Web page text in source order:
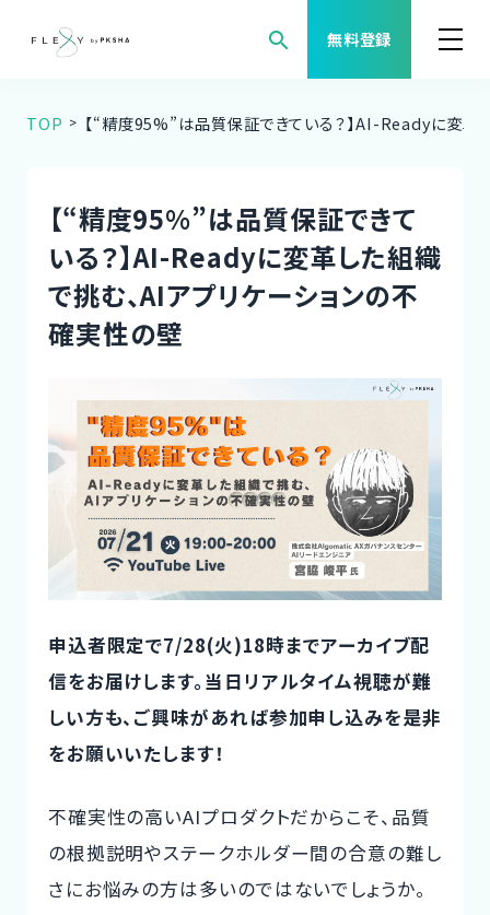
search 無料登録
案件検索
FLEXYについて
よくある質問
ご利用者様の声
ご利用の流れ
コーディネーター紹介
イベント/マガジン
法人の方
今すぐ無料で登録 ログイン
TOP 【“精度95%”は品質保証できている？】AI-Readyに変革
【“精度95%”は品質保証できて
いる？】AI-Readyに変革した組織
で挑む、AIアプリケーションの不
確実性の壁
申込者限定で7/28(火)18時までアーカイブ配
信をお届けします。当日リアルタイム視聴が難
しい方も、ご興味があれば参加申し込みを是非
をお願いいたします！
不確実性の高いAIプロダクトだからこそ、品質
の根拠説明やステークホルダー間の合意の難し
さにお悩みの方は多いのではないでしょうか。